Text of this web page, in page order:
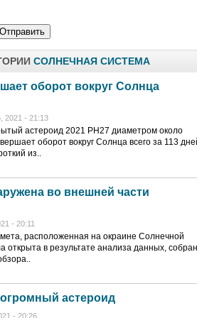
СОЛНЕЧНАЯ СИСТЕМА
оборот вокруг Солнца
2021 - 21:13
астероид 2021 PH27 диаметром около
оборот вокруг Солнца всего за 113
из..
во внешней части
- 20:11
расположенная на окраине Солнечной
открыта в результате анализа данных,
астероид
- 20:26